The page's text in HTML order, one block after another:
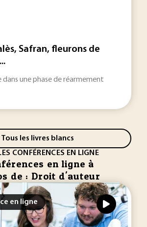
Safran, fleurons de
dans une phase de réarmement
Tous les livres blancs
CONFÉRENCES EN LIGNE
en ligne à
de : Droit d'auteur
en ligne